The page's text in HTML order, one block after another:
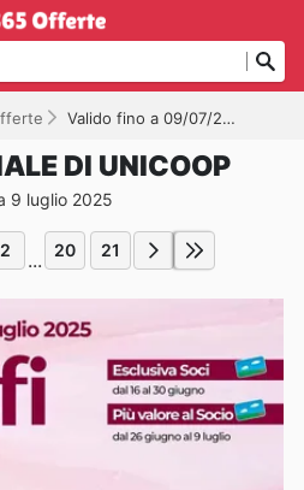
Valido fino a 09/07/2025
DI UNICOOP
9 luglio 2025
2 ... 20 21